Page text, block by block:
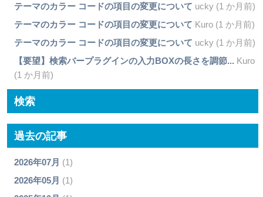
テーマのカラー コードの項目の変更について ucky (1 か月前)
テーマのカラー コードの項目の変更について Kuro (1 か月前)
テーマのカラー コードの項目の変更について ucky (1 か月前)
【要望】検索バープラグインの入力BOXの長さを調節... Kuro
(1 か月前)
検索
過去の記事
2026年07月 (1)
2026年05月 (1)